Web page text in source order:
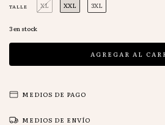
TALLE XL XXL 3XL
3en stock
MEDIOS DE PAGO
MEDIOS DE ENVÍO